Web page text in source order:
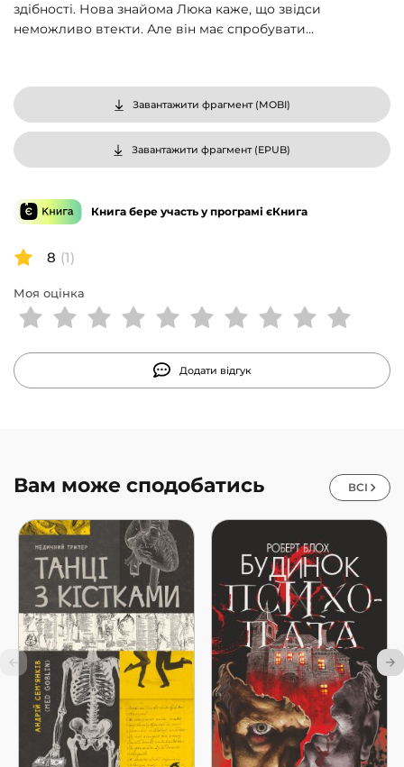
здібності. Нова знайома Люка каже, що звідси
неможливо втекти. Але він має спробувати…
Завантажити фрагмент (MOBI)
Завантажити фрагмент (EPUB)
Книга бере участь у програмі єКнига
8 (1)
Моя оцінка
Додати відгук
Вам може сподобатись ВСІ